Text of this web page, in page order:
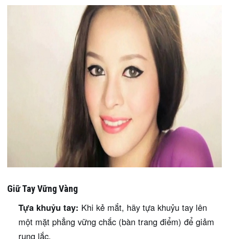
Giữ Tay Vững Vàng
Tựa khuỷu tay: Khi kẻ mắt, hãy tựa khuỷu tay lên
một mặt phẳng vững chắc (bàn trang điểm) để giảm
rung lắc.